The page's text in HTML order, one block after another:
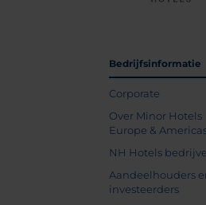
Bedrijfsinformatie
Corporate
Over Minor Hotels
Europe &
NH Hotels
Aandeelhouders
investeerders